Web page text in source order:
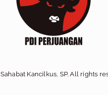
Sahabat Kancilkus, SP. All rights